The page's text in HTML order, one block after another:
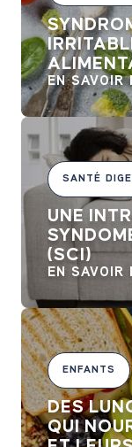
EN
SANTÉ
UNE
(SCI)
EN SAVOIR
ENFANTS
DES
QUI